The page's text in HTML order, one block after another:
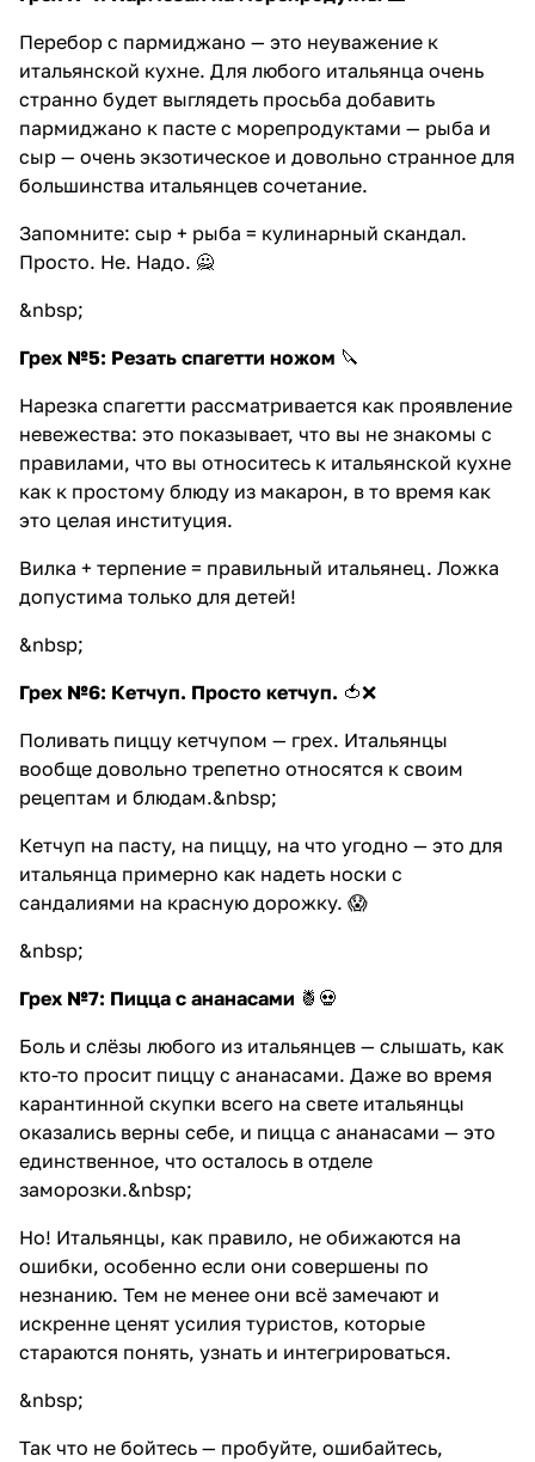
Перебор с пармиджано — это неуважение к
итальянской кухне. Для любого итальянца очень
странно будет выглядеть просьба добавить
пармиджано к пасте с морепродуктами — рыба и
сыр — очень экзотическое и довольно странное для
большинства итальянцев сочетание.
Запомните: сыр + рыба = кулинарный скандал.
Просто. Не. Надо. 🙅
&nbsp;
Грех №5: Резать спагетти ножом 🔪
Нарезка спагетти рассматривается как проявление
невежества: это показывает, что вы не знакомы с
правилами, что вы относитесь к итальянской кухне
как к простому блюду из макарон, в то время как
это целая институция.
Вилка + терпение = правильный итальянец. Ложка
допустима только для детей!
&nbsp;
Грех №6: Кетчуп. Просто кетчуп. 🍅❌
Поливать пиццу кетчупом — грех. Итальянцы
вообще довольно трепетно относятся к своим
рецептам и блюдам.&nbsp;
Кетчуп на пасту, на пиццу, на что угодно — это для
итальянца примерно как надеть носки с
сандалиями на красную дорожку. 😱
&nbsp;
Грех №7: Пицца с ананасами 🍍💀
Боль и слёзы любого из итальянцев — слышать, как
кто-то просит пиццу с ананасами. Даже во время
карантинной скупки всего на свете итальянцы
оказались верны себе, и пицца с ананасами — это
единственное, что осталось в отделе
заморозки.&nbsp;
Но! Итальянцы, как правило, не обижаются на
ошибки, особенно если они совершены по
незнанию. Тем не менее они всё замечают и
искренне ценят усилия туристов, которые
стараются понять, узнать и интегрироваться.
&nbsp;
Так что не бойтесь — пробуйте, ошибайтесь,